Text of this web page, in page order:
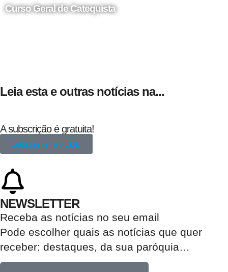
Curso Geral de Catequista
Leia esta e outras notícias na...
A subscrição é gratuita!
Subscrever a REDE
NEWSLETTER
Receba as notícias no seu email​
Pode escolher quais as notícias que quer
receber: destaques, da sua paróquia…